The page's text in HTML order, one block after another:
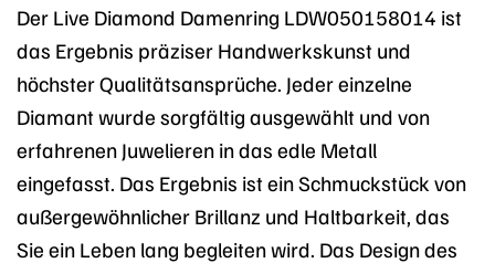
Der Live Diamond Damenring LDW050158014 ist
das Ergebnis präziser Handwerkskunst und
höchster Qualitätsansprüche. Jeder einzelne
Diamant wurde sorgfältig ausgewählt und von
erfahrenen Juwelieren in das edle Metall
eingefasst. Das Ergebnis ist ein Schmuckstück von
außergewöhnlicher Brillanz und Haltbarkeit, das
Sie ein Leben lang begleiten wird. Das Design des